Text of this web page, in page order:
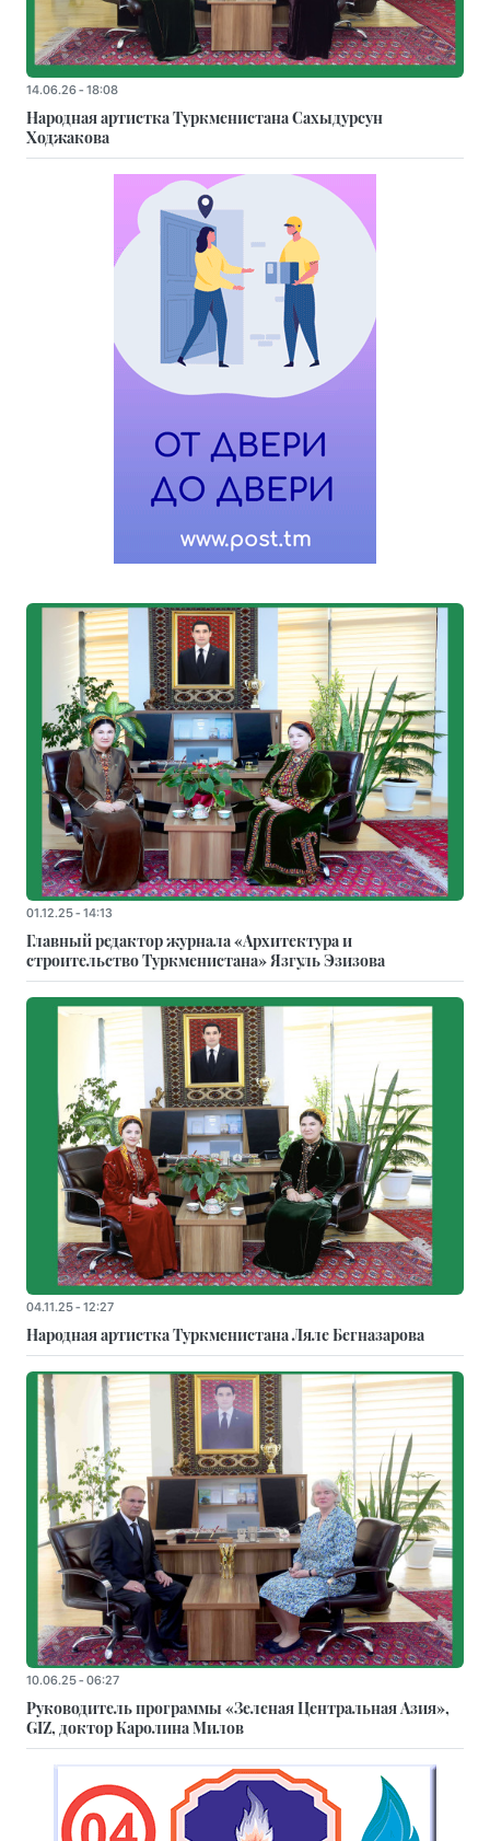
14.06.26 - 18:08
Народная артистка Туркменистана Сахыдурсун
Ходжакова
01.12.25 - 14:13
Главный редактор журнала «Архитектура и
строительство Туркменистана» Язгуль Эзизова
04.11.25 - 12:27
Народная артистка Туркменистана Ляле Бегназарова
10.06.25 - 06:27
Руководитель программы «Зеленая Центральная Азия»,
GIZ, доктор Каролина Милов